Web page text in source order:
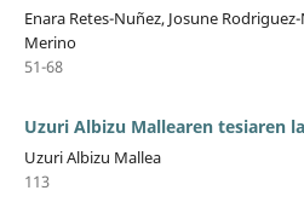
Enara Retes-Nuñez, Josune
Merino
51-68
Uzuri Albizu Mallearen tesiaren
Uzuri Albizu Mallea
113